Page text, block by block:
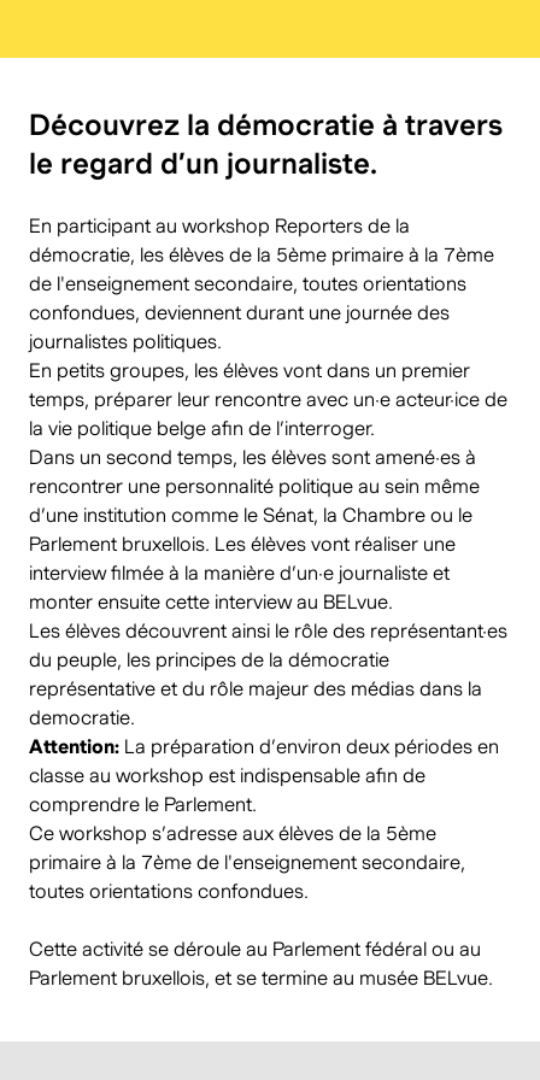
Découvrez la démocratie à travers
le regard d’un journaliste.
En participant au workshop Reporters de la
démocratie, les élèves de la 5ème primaire à la 7ème
de l'enseignement secondaire, toutes orientations
confondues, deviennent durant une journée des
journalistes politiques.
En petits groupes, les élèves vont dans un premier
temps, préparer leur rencontre avec un·e acteur·ice de
la vie politique belge afin de l’interroger.
Dans un second temps, les élèves sont amené·es à
rencontrer une personnalité politique au sein même
d’une institution comme le Sénat, la Chambre ou le
Parlement bruxellois. Les élèves vont réaliser une
interview filmée à la manière d’un·e journaliste et
monter ensuite cette interview au BELvue.
Les élèves découvrent ainsi le rôle des représentant·es
du peuple, les principes de la démocratie
représentative et du rôle majeur des médias dans la
democratie.
Attention: La préparation d’environ deux périodes en
classe au workshop est indispensable afin de
comprendre le Parlement.
Ce workshop s’adresse aux élèves de la 5ème
primaire à la 7ème de l'enseignement secondaire,
toutes orientations confondues.
Cette activité se déroule au Parlement fédéral ou au
Parlement bruxellois, et se termine au musée BELvue.